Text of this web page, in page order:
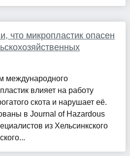
что микропластик опасен
международного
влияет на работу
скота и нарушает её.
в Journal of Hazardous
из Хельсинкского